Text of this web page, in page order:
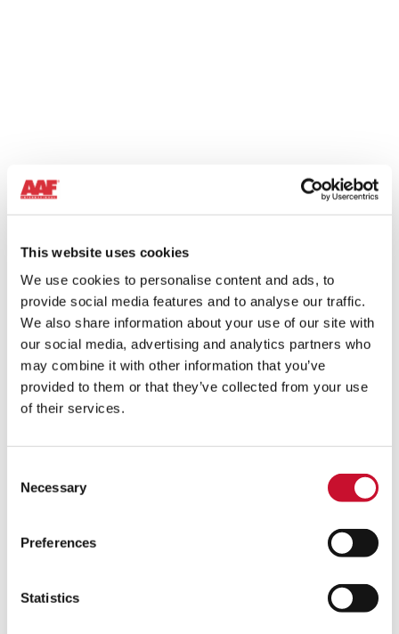
This website uses cookies
We use cookies to personalise content and ads, to
provide social media features and to analyse our traffic.
We also share information about your use of our site with
our social media, advertising and analytics partners who
may combine it with other information that you’ve
provided to them or that they’ve collected from your use
of their services.
Selection
Necessary
Preferences
Statistics